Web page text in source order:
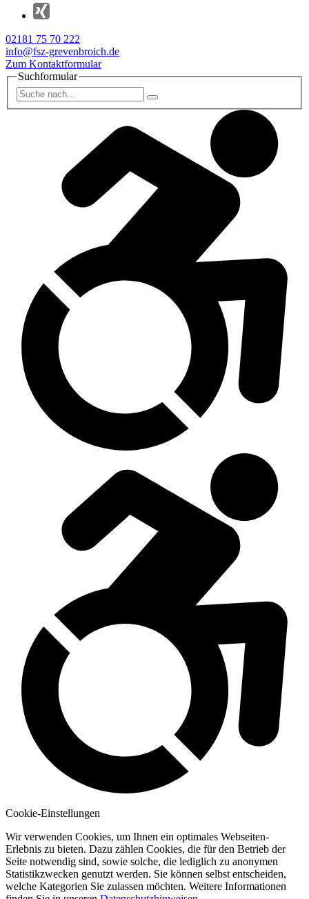
02181 75 70 222
info@fsz-grevenbroich.de
Zum Kontaktformular
Suchformular
Cookie-Einstellungen
Wir verwenden Cookies, um Ihnen ein optimales Webseiten-
Erlebnis zu bieten. Dazu zählen Cookies, die für den Betrieb der
Seite notwendig sind, sowie solche, die lediglich zu anonymen
Statistikzwecken genutzt werden. Sie können selbst entscheiden,
welche Kategorien Sie zulassen möchten. Weitere Informationen